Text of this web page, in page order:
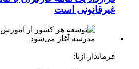
غیرقانونی است
فرماندار ازنا: